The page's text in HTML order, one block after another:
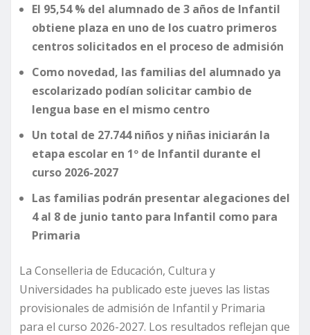
El 95,54 % del alumnado de 3 años de Infantil
obtiene plaza en uno de los cuatro primeros
centros solicitados en el proceso de admisión
Como novedad, las familias del alumnado ya
escolarizado podían solicitar cambio de
lengua base en el mismo centro
Un total de 27.744 niños y niñas iniciarán la
etapa escolar en 1º de Infantil durante el
curso 2026-2027
Las familias podrán presentar alegaciones del
4 al 8 de junio tanto para Infantil como para
Primaria
La Conselleria de Educación, Cultura y
Universidades ha publicado este jueves las listas
provisionales de admisión de Infantil y Primaria
para el curso 2026-2027. Los resultados reflejan que